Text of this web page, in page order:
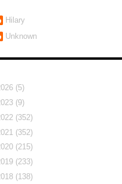
Hilary
Unknown
(5)
(9)
(352)
(352)
(215)
(233)
(138)